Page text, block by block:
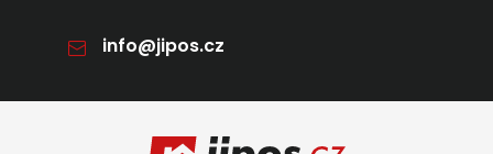
info@jipos.cz
Zápatí